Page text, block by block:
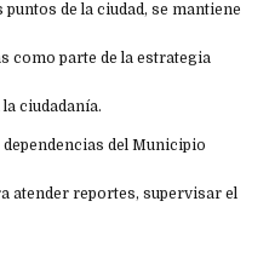
de la ciudad, se mantiene
como parte de la estrategia
ciudadanía.
del Municipio
atender reportes, supervisar el